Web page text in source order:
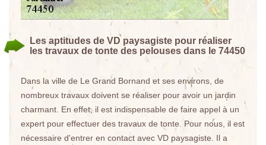
Les aptitudes de VD paysagiste pour réaliser
les travaux de tonte des pelouses dans le 74450
Dans la ville de Le Grand Bornand et ses environs, de
nombreux travaux doivent se réaliser pour avoir un jardin
charmant. En effet, il est indispensable de faire appel à un
expert pour effectuer des travaux de tonte. Pour nous, il est
nécessaire d'entrer en contact avec VD paysagiste. Il a